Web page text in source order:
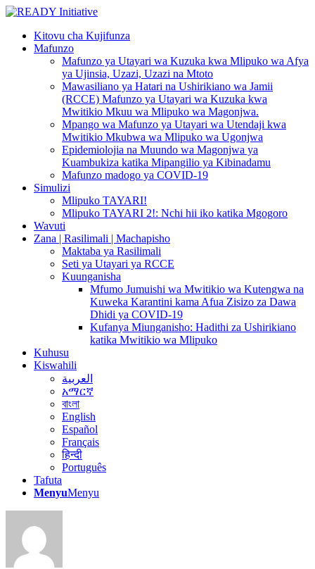
Kitovu cha Kujifunza
Mafunzo
Mafunzo ya Utayari wa Kuzuka kwa Mlipuko wa Afya
ya Ujinsia, Uzazi, Uzazi na Mtoto
Mawasiliano ya Hatari na Ushirikiano wa Jamii
(RCCE) Mafunzo ya Utayari wa Kuzuka kwa
Mwitikio Mkuu wa Mlipuko wa Magonjwa.
Mpango wa Mafunzo ya Utayari wa Utendaji kwa
Mwitikio Mkubwa wa Mlipuko wa Ugonjwa
Epidemiolojia na Muundo wa Magonjwa ya
Kuambukiza katika Mipangilio ya Kibinadamu
Mafunzo madogo ya COVID-19
Simulizi
Mlipuko TAYARI!
Mlipuko TAYARI 2!: Nchi hii iko katika Mgogoro
Wavuti
Zana | Rasilimali | Machapisho
Maktaba ya Rasilimali
Seti ya Utayari ya RCCE
Kuunganisha
Mfumo Jumuishi wa Mwitikio wa Kutengwa na
Kuweka Karantini kama Afua Zisizo za Dawa
Dhidi ya COVID-19
Kufanya Miunganisho: Hadithi za Ushirikiano
katika Mwitikio wa Mlipuko
Kuhusu
Kiswahili
العربية
አማርኛ
বাংলা
English
Español
Français
हिन्दी
Português
Tafuta
MenyuMenyu